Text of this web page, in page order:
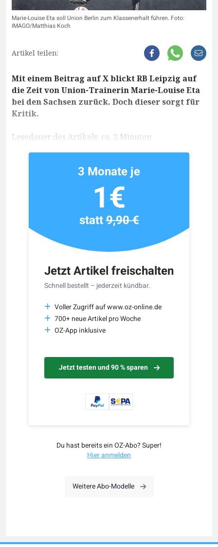
Marie-Louise Eta soll Union Berlin zum Klassenerhalt führen. Foto:
IMAGO/Matthias Koch
Artikel teilen:
Mit einem Beitrag auf X blickt RB Leipzig auf
die Zeit von Union-Trainerin Marie-Louise Eta
bei den Sachsen zurück. Doch dieser sorgt für
Kritik.
Lesedauer des Artikels: ca. 2 Minuten
Jetzt Artikel freischalten
Schnell bestellt – jederzeit kündbar.
Voller Zugriff auf www.oz-online.de
700+ neue Artikel pro Woche
OZ-App inklusive
Jetzt testen und 90 % sparen
3 Monate je
1€
statt9,90 €
Du hast bereits ein OZ-Abo? Super!
Hier anmelden
Weitere Abo-Modelle